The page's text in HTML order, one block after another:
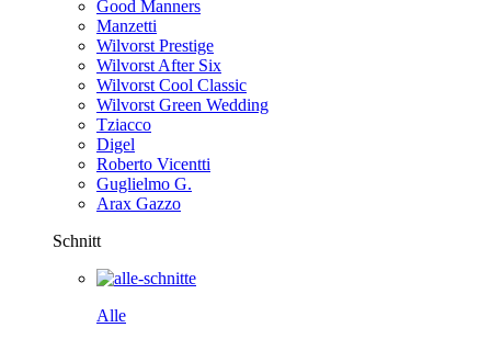
Good Manners
Manzetti
Wilvorst Prestige
Wilvorst After Six
Wilvorst Cool Classic
Wilvorst Green Wedding
Tziacco
Digel
Roberto Vicentti
Guglielmo G.
Arax Gazzo
Schnitt
Alle